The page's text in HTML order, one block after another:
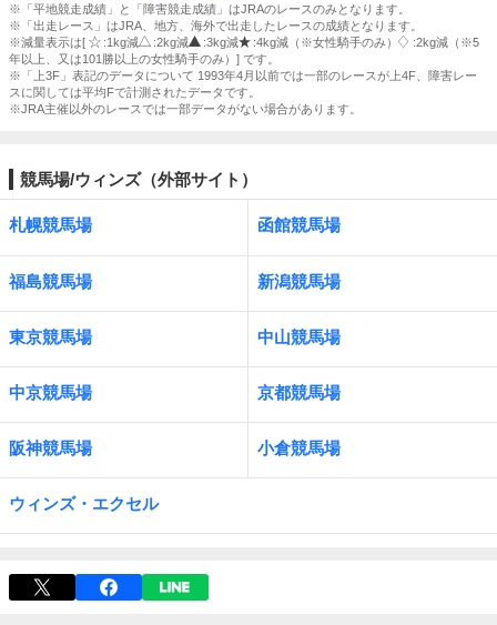
※「平地競走成績」と「障害競走成績」はJRAのレースのみとなります。
※「出走レース」はJRA、地方、海外で出走したレースの成績となります。
※減量表示は[
:1kg減 :2kg減 :3kg減 :4kg減（※女性騎手のみ）
:2kg減（※5
年以上、又は101勝以上の女性騎手のみ）] です。
※「上3F」表記のデータについて 1993年4月以前では一部のレースが上4F、障害レー
スに関しては平均Fで計測されたデータです。
※JRA主催以外のレースでは一部データがない場合があります。
競馬場/ウィンズ（外部サイト）
札幌競馬場 函館競馬場
福島競馬場 新潟競馬場
東京競馬場 中山競馬場
中京競馬場 京都競馬場
阪神競馬場 小倉競馬場
ウィンズ・エクセル